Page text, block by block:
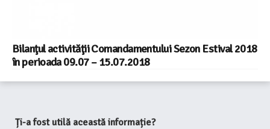
Bilanţul activităţii Comandamentului Sezon Estival 2018
în perioada 09.07 – 15.07.2018
Ți-a fost utilă această informație?